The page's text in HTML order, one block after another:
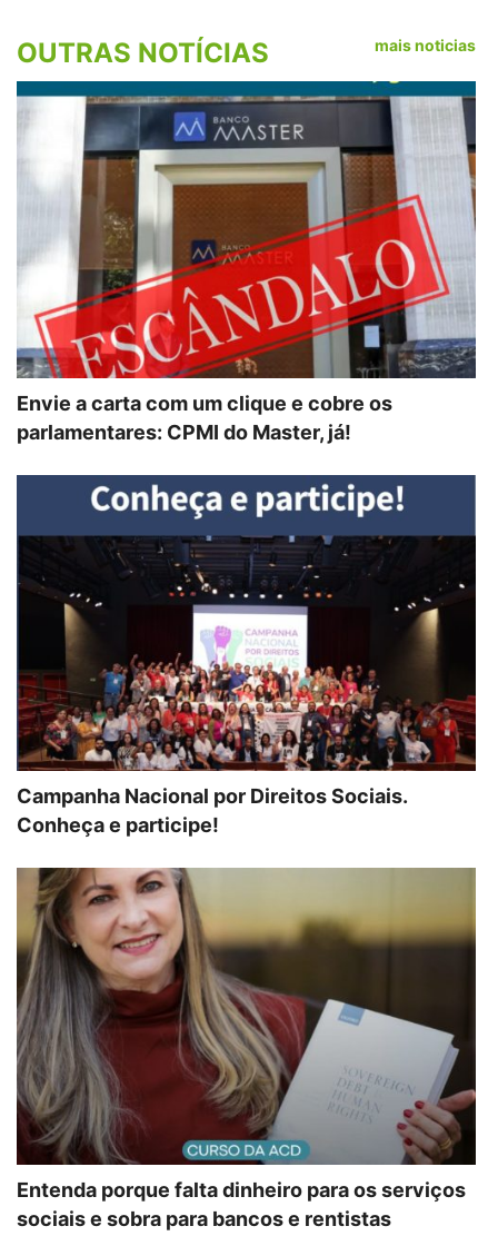
OUTRAS NOTÍCIAS mais noticias
Envie a carta com um clique e cobre os
parlamentares: CPMI do Master, já!
Campanha Nacional por Direitos Sociais.
Conheça e participe!
Entenda porque falta dinheiro para os serviços
sociais e sobra para bancos e rentistas